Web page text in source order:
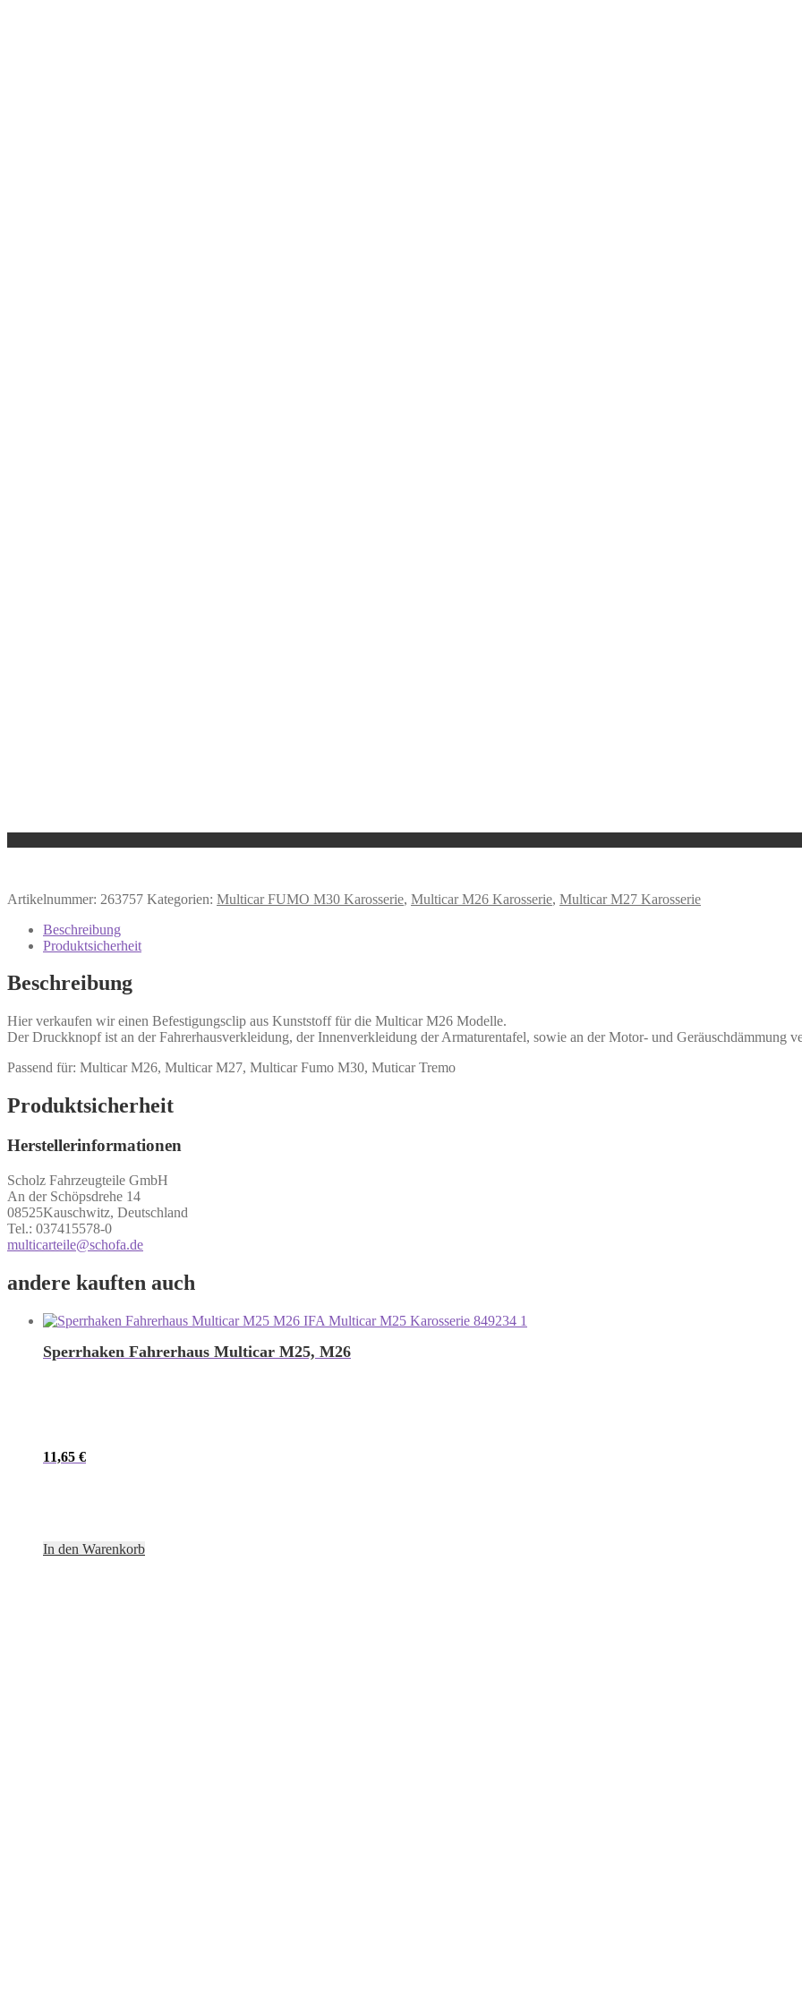
Artikelnummer: 263757 Kategorien: Multicar FUMO M30 Karosserie, Multicar M26 Karosserie, Multicar M27 Karosserie
Beschreibung
Produktsicherheit
Beschreibung
Hier verkaufen wir einen Befestigungsclip aus Kunststoff für die Multicar M26 Modelle.
Der Druckknopf ist an der Fahrerhausverkleidung, der Innenverkleidung der Armaturentafel, sowie an der Motor- und Geräuschdämmung
Passend für: Multicar M26, Multicar M27, Multicar Fumo M30, Muticar Tremo
Produktsicherheit
Herstellerinformationen
Scholz Fahrzeugteile GmbH
An der Schöpsdrehe 14
08525Kauschwitz, Deutschland
Tel.: 037415578-0
multicarteile@schofa.de
andere kauften auch
Sperrhaken Fahrerhaus Multicar M25, M26
11,65 €
In den Warenkorb